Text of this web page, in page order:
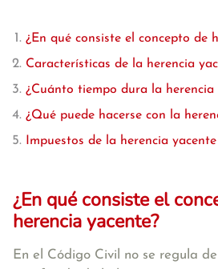
¿En qué consiste el concepto de
Características de la herencia
¿Cuánto tiempo dura la herencia
¿Qué puede hacerse con la
Impuestos de la herencia yacente
¿En qué consiste el
herencia yacente?
En el Código Civil no se regula